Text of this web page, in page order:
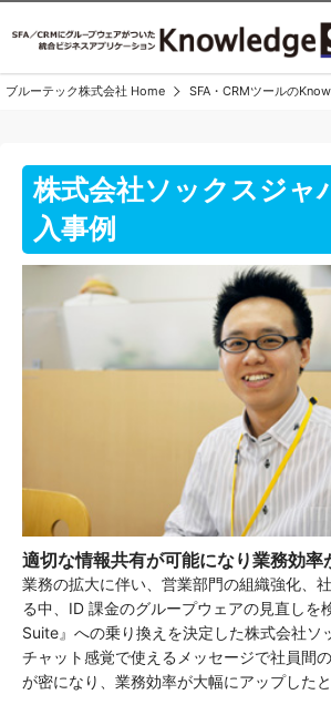
ブルーテック株式会社 Home SFA・CRMツールの
株式会社ソックスジャ
入事例
適切な情報共有が可能になり業務効率
業務の拡大に伴い、営業部門の組織強化、
る中、ID 課金のグループウェアの見直しを
Suite』への乗り換えを決定した株式会社ソ
チャット感覚で使えるメッセージで社員間
が密になり、業務効率が大幅にアップしたと